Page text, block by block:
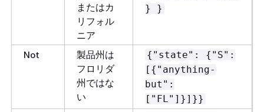
またはカ
リフォル
ニア
} }
Not
製品州は
フロリダ
州ではな
い
{ "state": { "S":
[ { "anything-
but":
["FL"]}]}}